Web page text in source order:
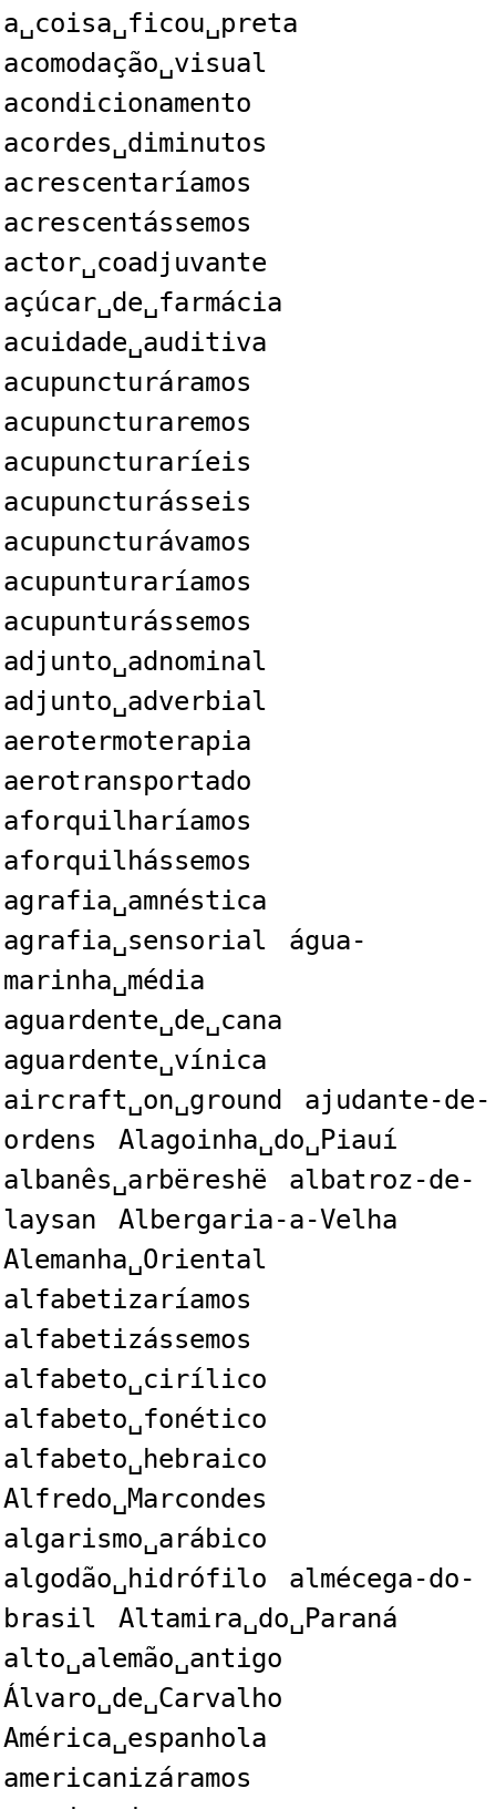
a␣coisa␣ficou␣preta
acomodação␣visual
acondicionamento
acordes␣diminutos
acrescentaríamos
acrescentássemos
actor␣coadjuvante
açúcar␣de␣farmácia
acuidade␣auditiva
acupuncturáramos
acupuncturaremos
acupuncturaríeis
acupuncturásseis
acupuncturávamos
acupunturaríamos
acupunturássemos
adjunto␣adnominal
adjunto␣adverbial
aerotermoterapia
aerotransportado
aforquilharíamos
aforquilhássemos
agrafia␣amnéstica
agrafia␣sensorial
água-
marinha␣média
aguardente␣de␣cana
aguardente␣vínica
aircraft␣on␣ground
ajudante-de-
ordens
Alagoinha␣do␣Piauí
albanês␣arbëreshë
albatroz-de-
laysan
Albergaria-a-Velha
Alemanha␣Oriental
alfabetizaríamos
alfabetizássemos
alfabeto␣cirílico
alfabeto␣fonético
alfabeto␣hebraico
Alfredo␣Marcondes
algarismo␣arábico
algodão␣hidrófilo
almécega-do-
brasil
Altamira␣do␣Paraná
alto␣alemão␣antigo
Álvaro␣de␣Carvalho
América␣espanhola
americanizáramos